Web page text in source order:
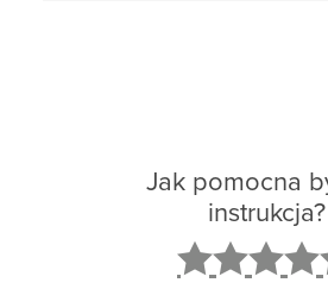
Jak pomocna
instrukcja?